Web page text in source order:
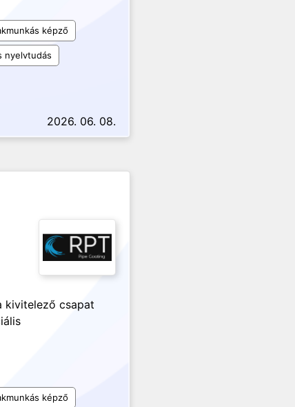
képző
nyelvtudás
2026. 06. 08.
kivitelező csapat
képző